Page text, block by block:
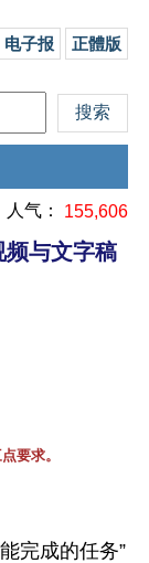
电子报 正體版
人气： 155,606
频与文字稿
要求。
完成的任务”